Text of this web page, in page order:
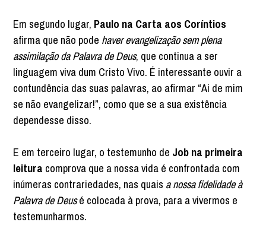
Em segundo lugar, Paulo na Carta aos Coríntios
afirma que não pode haver evangelização sem plena
assimilação da Palavra de Deus, que continua a ser
linguagem viva dum Cristo Vivo. É interessante ouvir a
contundência das suas palavras, ao afirmar “Ai de mim
se não evangelizar!”, como que se a sua existência
dependesse disso.
E em terceiro lugar, o testemunho de Job na primeira
leitura comprova que a nossa vida é confrontada com
inúmeras contrariedades, nas quais a nossa fidelidade à
Palavra de Deusé colocada à prova, para a vivermos e
testemunharmos.